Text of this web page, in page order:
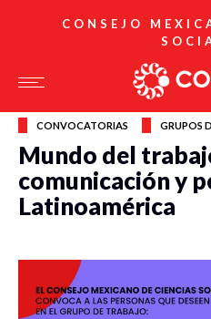
CONSEJO
CONVOCATORIAS GRUPOS
Mundo del
comunicación y
Latinoamérica